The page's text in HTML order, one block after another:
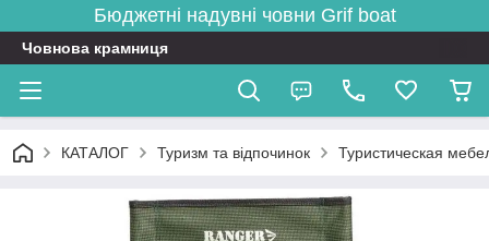
Бюджетні надувні човни Grif boat
Човнова крамниця
КАТАЛОГ Туризм та відпочинок Туристическая